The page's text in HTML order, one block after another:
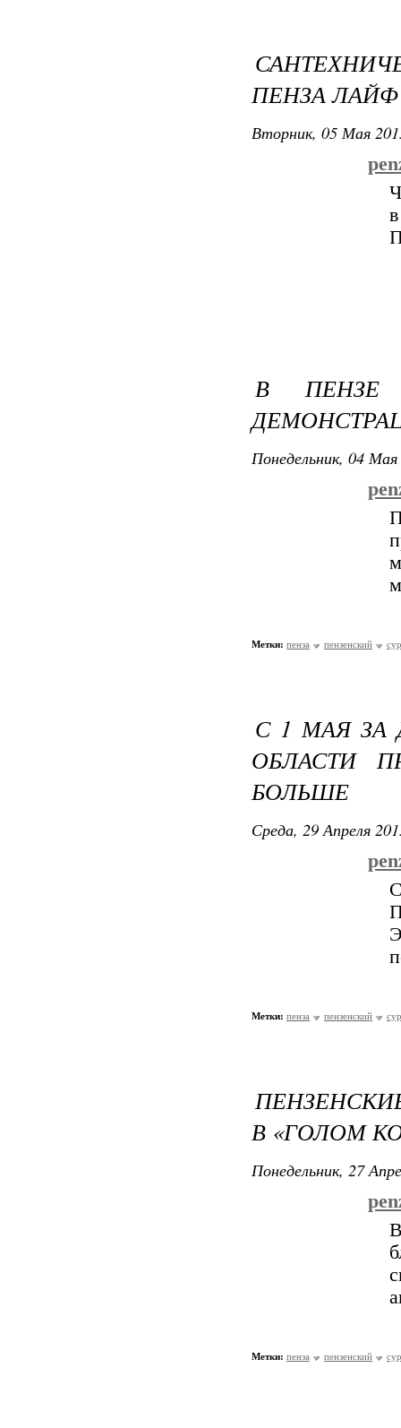
ПЕНЗА
Вторник, 05 Мая
В ПЕНЗЕ
Понедельник, 04
Метки: пенза пензенский
С 1 МАЯ ЗА
ОБЛАСТИ
БОЛЬШЕ
Среда, 29 Апреля
Метки: пенза пензенский
В «ГОЛОМ
Понедельник, 27
Метки: пенза пензенский